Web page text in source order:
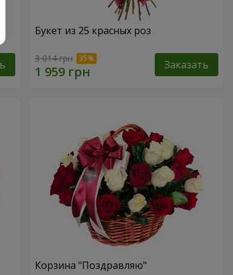
Букет из 25 красных роз
3 014 грн Заказать
Корзина "Поздравляю"